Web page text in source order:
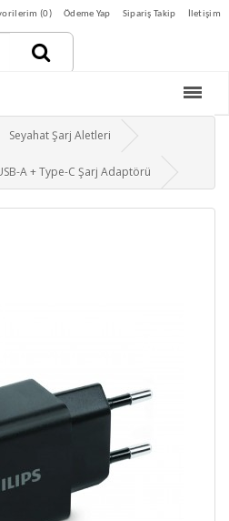
(0) Ödeme Yap Sipariş Takip İletişim
Seyahat Şarj Aletleri
A + Type-C Şarj Adaptörü